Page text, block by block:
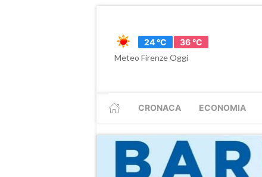
24 °C
36 °C
Meteo Firenze Oggi
CRONACA ECONOMIA